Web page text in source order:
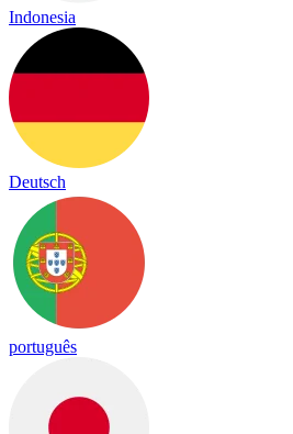
Indonesia
Deutsch
português